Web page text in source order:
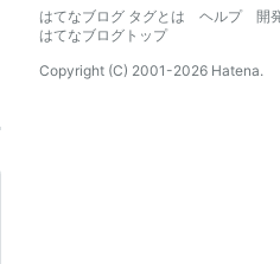
はてなブログ タグとは
ヘルプ
開
はてなブログトップ
Copyright (C) 2001-2026 Hatena.